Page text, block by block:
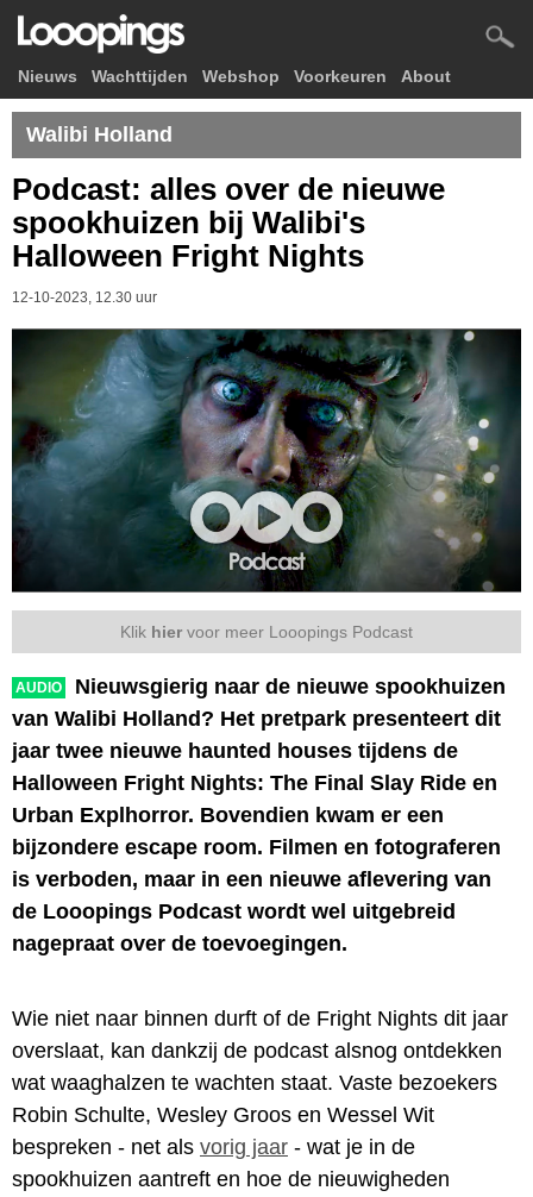
Nieuws Wachttijden Webshop Voorkeuren About
Walibi Holland
Podcast: alles over de nieuwe
spookhuizen bij Walibi's
Halloween Fright Nights
12-10-2023, 12.30 uur
Klik hier voor meer Looopings Podcast
AUDIO
Nieuwsgierig naar de nieuwe spookhuizen
van Walibi Holland? Het pretpark presenteert dit
jaar twee nieuwe haunted houses tijdens de
Halloween Fright Nights: The Final Slay Ride en
Urban Explhorror. Bovendien kwam er een
bijzondere escape room. Filmen en fotograferen
is verboden, maar in een nieuwe aflevering van
de Looopings Podcast wordt wel uitgebreid
nagepraat over de toevoegingen.
Wie niet naar binnen durft of de Fright Nights dit jaar
overslaat, kan dankzij de podcast alsnog ontdekken
wat waaghalzen te wachten staat. Vaste bezoekers
Robin Schulte, Wesley Groos en Wessel Wit
bespreken - net als vorig jaar - wat je in de
spookhuizen aantreft en hoe de nieuwigheden